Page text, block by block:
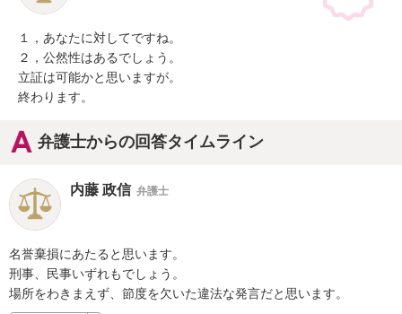
１，あなたに対してですね。
２，公然性はあるでしょう。
立証は可能かと思いますが。
終わります。
弁護士からの回答タイムライン
内藤 政信 弁護士
名誉棄損にあたると思います。
刑事、民事いずれもでしょう。
場所をわきまえず、節度を欠いた違法な発言だと思います。